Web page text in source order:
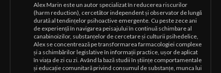
Alex Marin este un autor specializat în reducerea riscurilor
(harm reduction), cercetător independent și observator de lungă
durată al tendințelor psihoactive emergente. Cu peste zece ani
de experiență în navigarea peisajului în continuă schimbare al
canabinoizilor, substanțelor de cercetare și culturii psihedelice,
Alex se concentrează pe transformarea farmacologiei complexe
și a schimbărilor legislative în informații practice, ușor de aplicat
în viața de zi cu zi. Având la bază studii în științe comportamentale
și educație comunitară privind consumul de substanțe, munca lui